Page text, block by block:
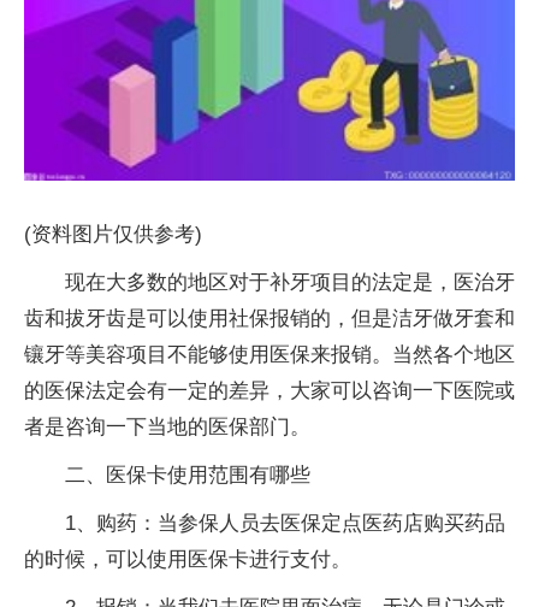
(资料图片仅供参考)
现在大多数的地区对于补牙项目的法定是，医治牙
齿和拔牙齿是可以使用社保报销的，但是洁牙做牙套和
镶牙等美容项目不能够使用医保来报销。当然各个地区
的医保法定会有一定的差异，大家可以咨询一下医院或
者是咨询一下当地的医保部门。
二、医保卡使用范围有哪些
1、购药：当参保人员去医保定点医药店购买药品
的时候，可以使用医保卡进行支付。